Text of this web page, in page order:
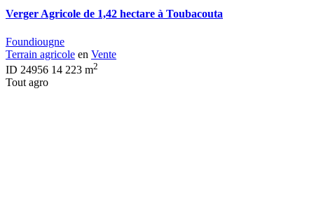
Verger Agricole de 1,42 hectare à Toubacouta
Foundiougne
Terrain agricole en Vente
ID 24956 14 223 m2
Tout agro